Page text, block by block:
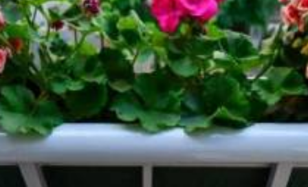
SERVIZI
GALERIA
RICHIESTA
CONTATTI